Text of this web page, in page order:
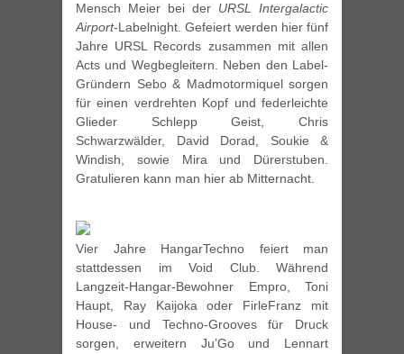
Mensch Meier bei der URSL Intergalactic
Airport-Labelnight. Gefeiert werden hier fünf
Jahre URSL Records zusammen mit allen
Acts und Wegbegleitern. Neben den Label-
Gründern Sebo & Madmotormiquel sorgen
für einen verdrehten Kopf und federleichte
Glieder Schlepp Geist, Chris
Schwarzwälder, David Dorad, Soukie &
Windish, sowie Mira und Dürerstuben.
Gratulieren kann man hier ab Mitternacht.
Vier Jahre HangarTechno feiert man
stattdessen im Void Club. Während
Langzeit-Hangar-Bewohner Empro, Toni
Haupt, Ray Kaijoka oder FirleFranz mit
House- und Techno-Grooves für Druck
sorgen, erweitern Ju’Go und Lennart